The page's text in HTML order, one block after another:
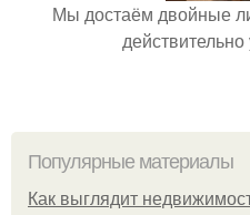
Мы достаём двойные
Популярные материалы
Как выглядит